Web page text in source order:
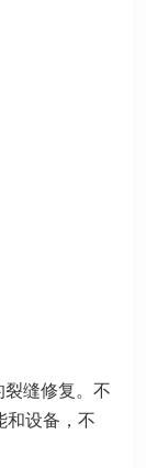
缝修复。不
和设备，不